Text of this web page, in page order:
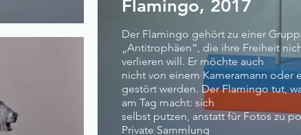
Flamingo, 2017
Der Flamingo gehört zu einer
„Antitrophäen“, die ihre Freiheit
verlieren will. Er möchte auch
nicht von einem Kameramann oder
gestört werden. Der Flamingo tut,
am Tag macht: sich
selbst putzen, anstatt für Fotos zu
Private Sammlung